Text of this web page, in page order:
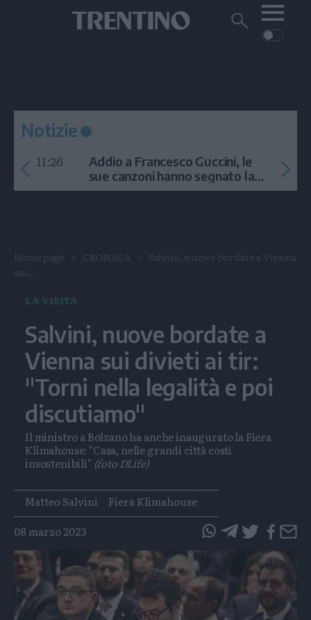
Cerca
CRONACA
GARDA
CULTURA
VIDEO
Notizie
11:26
Addio a Francesco Guccini, le
sue canzoni hanno segnato la
storia
Home page CRONACA
Salvini, nuove bordate a Vienna
sui...
LA VISITA
Salvini, nuove bordate a
Vienna sui divieti ai tir:
"Torni nella legalità e poi
discutiamo"
Il ministro a Bolzano ha anche inaugurato la Fiera
Klimahouse: "Casa, nelle grandi città costi
insostenibili" (foto DLife)
Tags
Matteo Salvini
Fiera Klimahouse
08 marzo 2023
su
Whatsapp
articolo
Telegram